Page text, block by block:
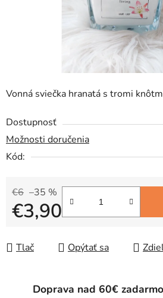
Vonná sviečka hranatá s tromi
Dostupnosť
Možnosti doručenia
Kód:
€6 –35 %
€3,90
Tlač Opýtať sa
Doprava nad 60€ zadarmo